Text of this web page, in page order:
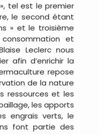
tel est le premier
le second étant
» et le troisième
et
Leclerc nous
afin d’enrichir la
repose
de la nature
ressources et les
les apports
engrais verts, le
font partie des